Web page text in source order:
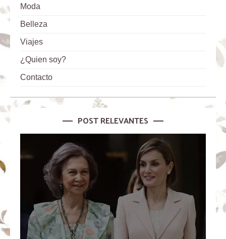
Moda
Belleza
Viajes
¿Quien soy?
Contacto
POST RELEVANTES